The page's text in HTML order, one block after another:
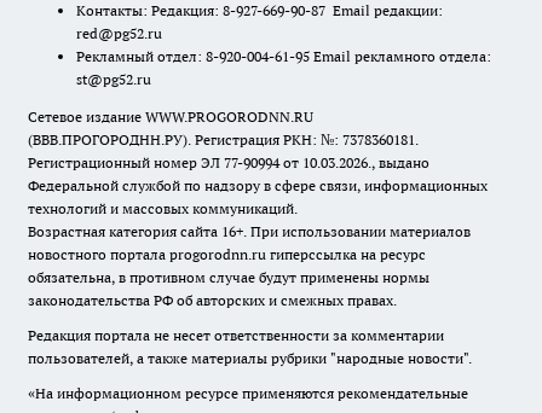
Контакты: Редакция: 8-927-669-90-87 Email редакции:
red@pg52.ru
Рекламный отдел: 8-920-004-61-95 Email рекламного отдела:
st@pg52.ru
Сетевое издание WWW.PROGORODNN.RU
(ВВВ.ПРОГОРОДНН.РУ). Регистрация РКН: №: 7378360181.
Регистрационный номер ЭЛ 77-90994 от 10.03.2026., выдано
Федеральной службой по надзору в сфере связи, информационных
технологий и массовых коммуникаций.
Возрастная категория сайта 16+. При использовании материалов
новостного портала progorodnn.ru гиперссылка на ресурс
обязательна, в противном случае будут применены нормы
законодательства РФ об авторских и смежных правах.
Редакция портала не несет ответственности за комментарии
пользователей, а также материалы рубрики "народные новости".
«На информационном ресурсе применяются рекомендательные